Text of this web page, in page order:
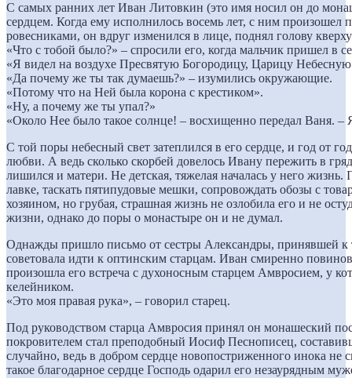
С самых ранних лет Иван Литовкин (это имя носил он до
сердцем. Когда ему исполнилось восемь лет, с ним произошел
ровесниками, он вдруг изменился в лице, поднял голову
«Что с тобой было?» – спросили его, когда мальчик пришел в
«Я видел на воздухе Пресвятую Богородицу, Царицу
«Да почему же ты так думаешь?» – изумились окружающие.
«Потому что на Ней была корона с крестиком».
«Ну, а почему же ты упал?»
«Около Нее было такое солнце! – восхищенно передал Ваня. –
С той поры небесный свет затеплился в его сердце, и год от
любви. А ведь сколько скорбей довелось Ивану пережить в
лишился и матери. Не детская, тяжелая началась у него
лавке, таскать пятипудовые мешки, сопровождать обозы с
хозяином, но грубая, страшная жизнь не озлобила его и не
жизни, однако до поры о монастыре он и не думал.
Однажды пришло письмо от сестры Александры, принявшей к
советовала идти к оптинским старцам. Иван смиренно
произошла его встреча с духоносным старцем Амвросием, у
келейником.
«Это моя правая рука», – говорил старец.
Под руководством старца Амвросия принял он монашеский
покровителем стал преподобный Иосиф Песнописец,
случайно, ведь в добром сердце новопостриженного инока не
такое благодарное сердце Господь одарил его незаурядным